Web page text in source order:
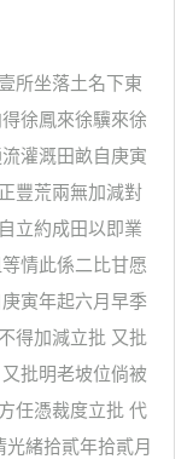
所坐落土名下東
徐鳳來徐驥來徐
灌溉田畝自庚寅
豐荒兩無加減對
立約成田以即業
情此係二比甘愿
寅年起六月早季
得加減立批 又批
批明老坡位倘被
任憑裁度立批 代
緒拾貳年拾貳月